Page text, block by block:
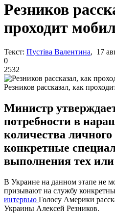
Резников
проходит
Текст: Пустіва Валентина, 17
0
2532
Резников рассказал, как
Министр
потребности в
количества
конкретные
выполнения тех
В Украине на данном этапе не
призывают на службу
интервью Голосу Америки
Украины Алексей Резников.